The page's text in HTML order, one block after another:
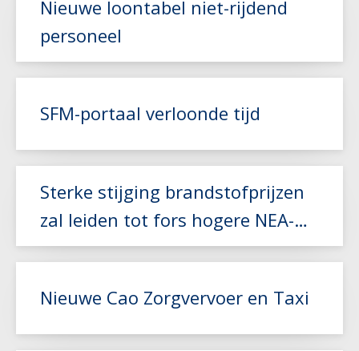
Nieuwe loontabel niet-rijdend
personeel
Lees meer
SFM-portaal verloonde tijd
Sterke stijging brandstofprijzen
zal leiden tot fors hogere NEA-
index
Nieuwe Cao Zorgvervoer en Taxi